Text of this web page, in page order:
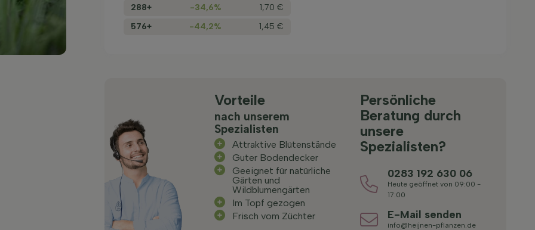
288+
-34,6%
1,70 €
576+
-44,2% 1,45 €
Vorteile
nach unserem
Spezialisten
Attraktive Blütenstände
Guter Bodendecker
Geeignet für natürliche
Gärten und
Wildblumengärten
Im Topf gezogen
Frisch vom Züchter
Persönliche
Beratung durch
unsere
Spezialisten?
0283 192 630 06
Heute geöffnet von 09:00 -
17:00
E-Mail senden
info@heijnen-pflanzen.de